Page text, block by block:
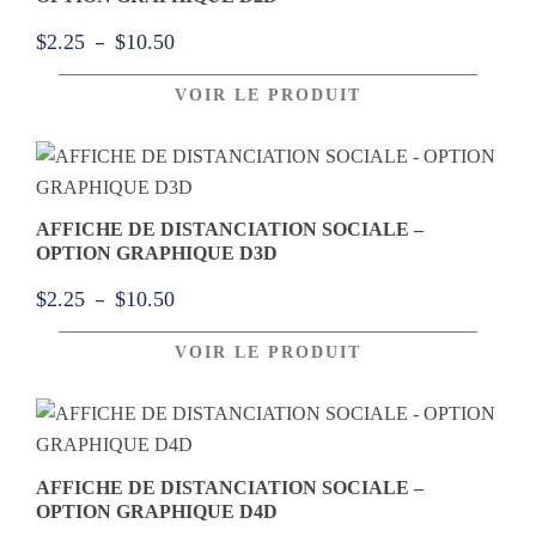
$2.25 – $10.50Plage
de
prix :
$2.25
à
VOIR LE PRODUIT
AFFICHE DE DISTANCIATION SOCIALE –
OPTION GRAPHIQUE D3D
$2.25 – $10.50Plage
de
prix :
$2.25
à
VOIR LE PRODUIT
AFFICHE DE DISTANCIATION SOCIALE –
OPTION GRAPHIQUE D4D